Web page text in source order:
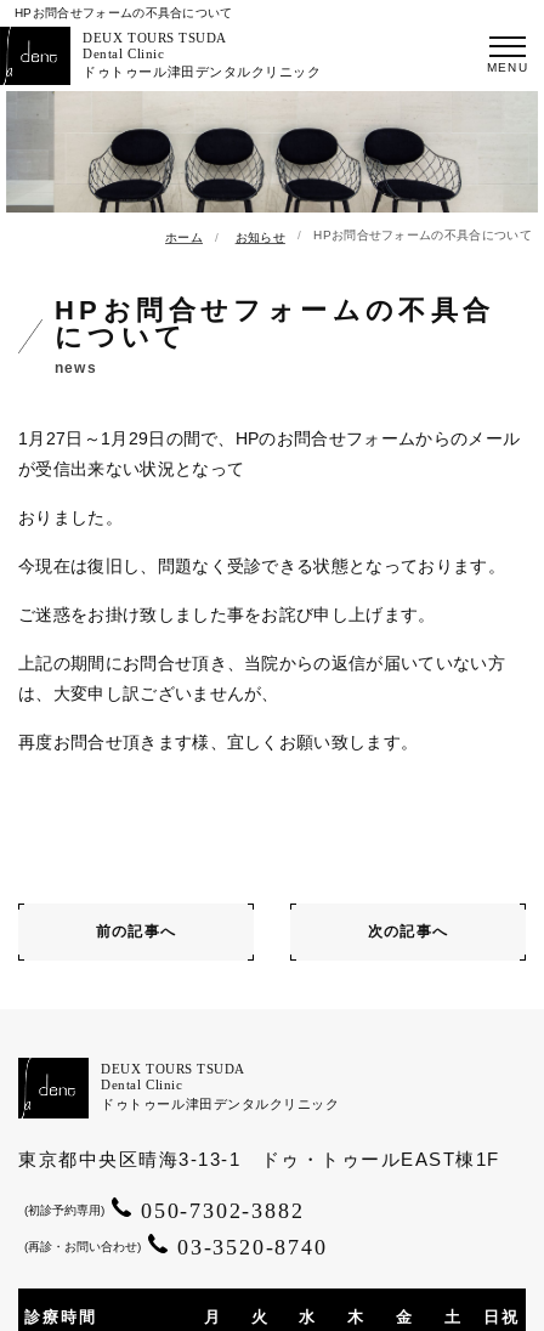
DEUX TOURS TSUDA
Dental Clinic
ドゥトゥール津田デンタルクリニック
HPお問合せフォームの不具合について
ホーム お知らせ HPお問合せフォームの不具合について
HPお問合せフォームの不具合
について
news
1月27日～1月29日の間で、HPのお問合せフォームからのメール
が受信出来ない状況となって
おりました。
今現在は復旧し、問題なく受診できる状態となっております。
ご迷惑をお掛け致しました事をお詫び申し上げます。
上記の期間にお問合せ頂き、当院からの返信が届いていない方
は、大変申し訳ございませんが、
再度お問合せ頂きます様、宜しくお願い致します。
前の記事へ 次の記事へ
DEUX TOURS TSUDA
Dental Clinic
ドゥトゥール津田デンタルクリニック
東京都中央区晴海3-13-1 ドゥ・トゥールEAST棟1F
(初診予約専用) 050-7302-3882
(再診・お問い合わせ) 03-3520-8740
診療時間 月 火 水 木 金 土 日祝